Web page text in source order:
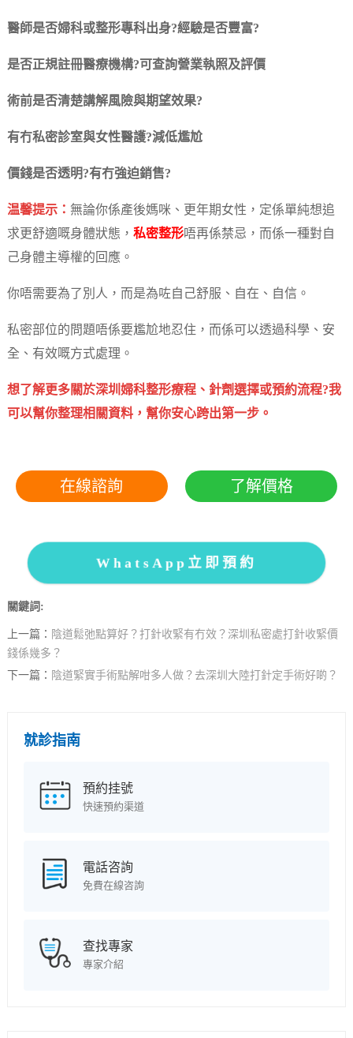
醫師是否婦科或整形專科出身?經驗是否豐富?
是否正規註冊醫療機構?可查詢營業執照及評價
術前是否清楚講解風險與期望效果?
有冇私密診室與女性醫護?減低尷尬
價錢是否透明?有冇強迫銷售?
温馨提示： 無論你係產後媽咪、更年期女性，定係單純想追
求更舒適嘅身體狀態， 私密整形唔再係禁忌，而係一種對自
己身體主導權的回應。
你唔需要為了別人，而是為咗自己舒服、自在、自信。
私密部位的問題唔係要尷尬地忍住，而係可以透過科學、安
全、有效嘅方式處理。
想了解更多關於深圳婦科整形療程、針劑選擇或預約流程?我
可以幫你整理相關資料，幫你安心跨出第一步。
在線諮詢 了解價格
WhatsApp立即預約
關鍵詞:
上一篇： 陰道鬆弛點算好？打針收緊有冇效？深圳私密處打針收緊價
錢係幾多？
下一篇： 陰道緊實手術點解咁多人做？去深圳大陸打針定手術好啲？
就診指南
預約挂號
快速預約渠道
電話咨詢
免費在線咨詢
查找專家
專家介紹